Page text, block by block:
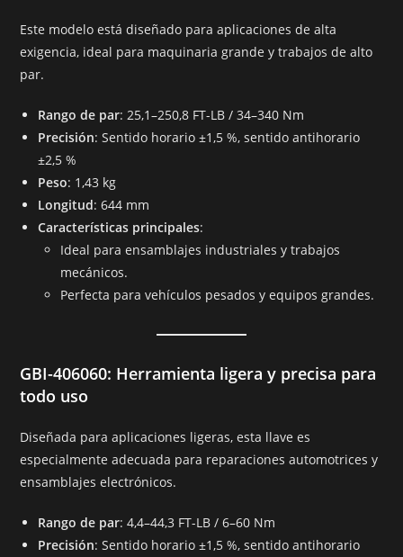
Este modelo está diseñado para aplicaciones de alta
exigencia, ideal para maquinaria grande y trabajos de alto
par.
Rango de par: 25,1–250,8 FT-LB / 34–340 Nm
Precisión: Sentido horario ±1,5 %, sentido antihorario
±2,5 %
Peso: 1,43 kg
Longitud: 644 mm
Características principales:
Ideal para ensamblajes industriales y trabajos
mecánicos.
Perfecta para vehículos pesados y equipos grandes.
GBI-406060: Herramienta ligera y precisa para
todo uso
Diseñada para aplicaciones ligeras, esta llave es
especialmente adecuada para reparaciones automotrices y
ensamblajes electrónicos.
Rango de par: 4,4–44,3 FT-LB / 6–60 Nm
Precisión: Sentido horario ±1,5 %, sentido antihorario